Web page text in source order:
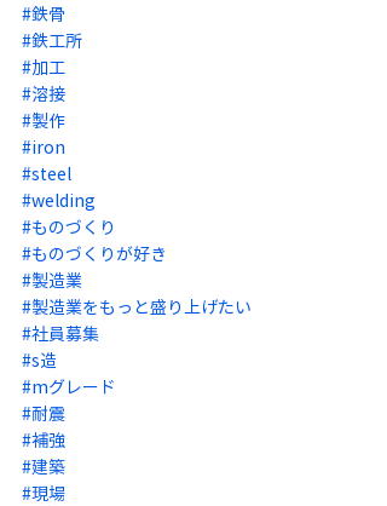
#鉄骨
#鉄工所
#加工
#溶接
#製作
#iron
#steel
#welding
#ものづくり
#ものづくりが好き
#製造業
#製造業をもっと盛り上げたい
#社員募集
#s造
#mグレード
#耐震
#補強
#建築
#現場